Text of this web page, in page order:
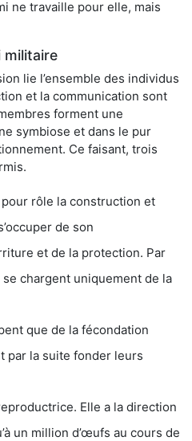
ne travaille pour elle, mais
militaire
lie l’ensemble des individus
et la communication sont
forment une
symbiose et dans le pur
Ce faisant, trois
rôle la construction et
de son
et de la protection. Par
chargent uniquement de la
que de la fécondation
par la suite fonder leurs
Elle a la direction
un million d’œufs au cours de